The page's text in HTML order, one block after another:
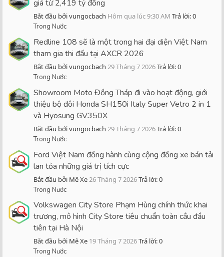
giá từ 2,419 tỷ đồng
Bắt đầu bởi vungocbach Hôm qua lúc 9:30 AM Trả lời: 0
Trong Nước
Redline 108 sẽ là một trong hai đại diện Việt Nam
tham gia thi đấu tại AXCR 2026
Bắt đầu bởi vungocbach 29 Tháng 7 2026Trả lời: 0
Trong Nước
Showroom Moto Đồng Tháp đi vào hoạt động, giới
thiệu bộ đôi Honda SH150i Italy Super Vetro 2 in 1
và Hyosung GV350X
Bắt đầu bởi vungocbach 29 Tháng 7 2026Trả lời: 0
Trong Nước
Ford Việt Nam đồng hành cùng cộng đồng xe bán tải
lan tỏa những giá trị tích cực
Bắt đầu bởi Mê Xe26 Tháng 7 2026Trả lời: 0
Trong Nước
Volkswagen City Store Phạm Hùng chính thức khai
trương, mô hình City Store tiêu chuẩn toàn cầu đầu
tiên tại Hà Nội
Bắt đầu bởi Mê Xe 19 Tháng 7 2026Trả lời: 0
Trong Nước